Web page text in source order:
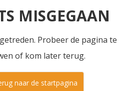
MISGEGAAN
Probeer de pagina te
of kom later terug.
naar de startpagina